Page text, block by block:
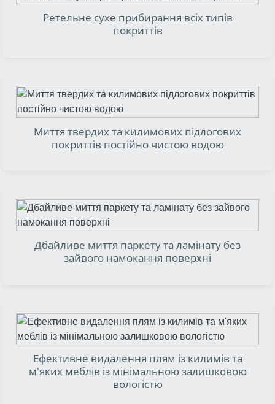
Ретельне сухе прибирання всіх типів
покриттів
Миття твердих та килимових підлогових
покриттів постійно чистою водою
Дбайливе миття паркету та ламінату без
зайвого намокання поверхні
Ефективне видалення плям із килимів та
м'яких меблів із мінімальною залишковою
вологістю